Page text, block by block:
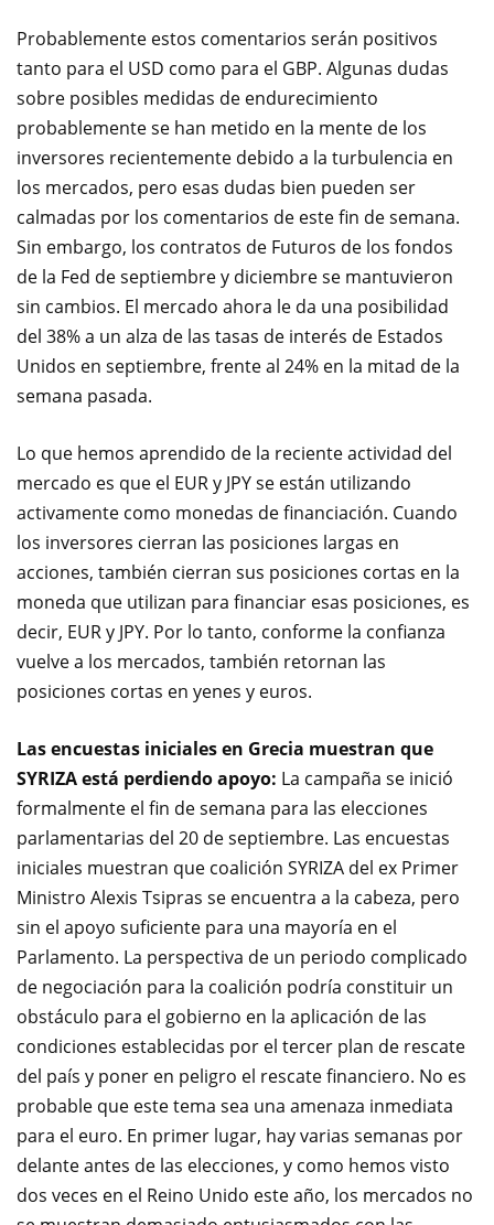
Probablemente estos comentarios serán positivos
tanto para el USD como para el GBP. Algunas dudas
sobre posibles medidas de endurecimiento
probablementese han metido en la mente de los
inversores recientemente debido a la turbulencia en
los mercados, pero esas dudas bien pueden ser
calmadas por los comentarios de este fin de semana.
Sin embargo, los contratos de Futuros de los fondos
de la Fed de septiembrey diciembrese mantuvieron
sin cambios. El mercado ahora le da una posibilidad
del 38% a un alza de las tasas de interés de Estados
Unidos en septiembre, frente al 24% en la mitad de la
semana pasada.
Lo que hemos aprendido de la recienteactividad del
mercado es que el EUR y JPYse están utilizando
activamente como monedas de financiación. Cuando
los inversores cierran las posiciones largas en
acciones, también cierran sus posiciones cortas en la
moneda que utilizan para financiar esas posiciones, es
decir, EUR y JPY. Por lo tanto, conforme la confianza
vuelve a los mercados, también retornan las
posiciones cortas en yenes y euros.
Las encuestas iniciales en Grecia muestran que
SYRIZAestá perdiendo apoyo: La campaña se inició
formalmente el fin de semana para las elecciones
parlamentarias del 20 de septiembre. Las encuestas
iniciales muestran que coalición SYRIZA del ex Primer
Ministro Alexis Tsipras se encuentra a la cabeza, pero
sin el apoyo suficiente para una mayoría en el
Parlamento. La perspectiva de un periodo complicado
de negociación para la coalición podría constituir un
obstáculo para el gobierno en la aplicación de las
condiciones establecidas por el tercer plan de rescate
del país y poner en peligro el rescatefinanciero. No es
probable que este tema sea una amenaza inmediata
para el euro. En primer lugar, hay varias semanas por
delante antes de las elecciones, y como hemos visto
dos veces en el Reino Unido esteaño, los mercados no